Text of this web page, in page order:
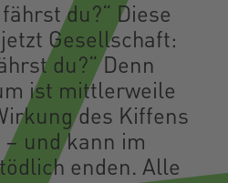
du?“ Diese
Gesellschaft:
du?“ Denn
ist mittlerweile
des Kiffens
und kann im
enden. Alle